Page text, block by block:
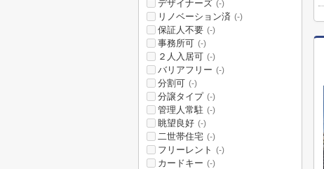
デザイナーズ (-)
リノベーション済 (-)
保証人不要 (-)
事務所可 (-)
２人入居可 (-)
バリアフリー (-)
分割可 (-)
分譲タイプ (-)
管理人常駐 (-)
眺望良好 (-)
二世帯住宅 (-)
フリーレント (-)
カードキー (-)